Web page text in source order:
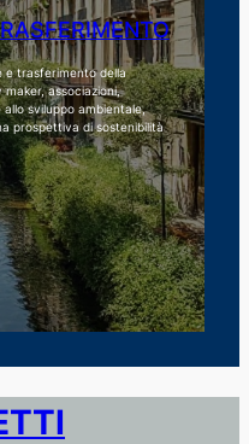
e trasferimento della
associazioni,
sviluppo ambientale,
prospettiva di sostenibilità